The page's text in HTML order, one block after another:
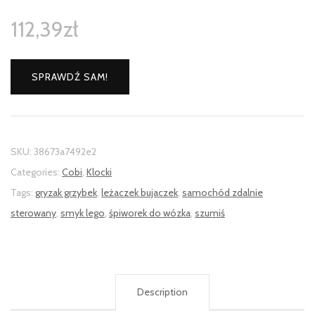
112,39zł
SPRAWDŹ SAM!
SKU: 38673a7492e2
Categories: Cobi, Klocki
Tags: gryzak grzybek, leżaczek bujaczek, samochód zdalnie
sterowany, smyk lego, śpiworek do wózka, szumiś
Description